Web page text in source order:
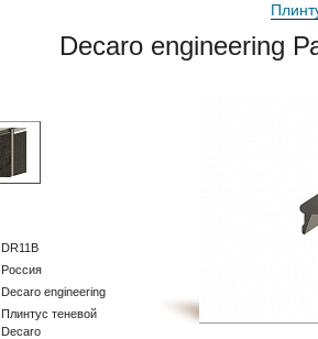
Decaro engineering
DR11B
Россия
Decaro engineering
Плинтус теневой
Decaro